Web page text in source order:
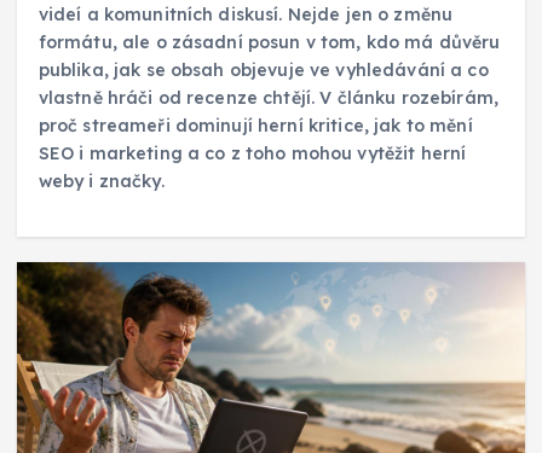
videí a komunitních diskusí. Nejde jen o změnu
formátu, ale o zásadní posun v tom, kdo má důvěru
publika, jak se obsah objevuje ve vyhledávání a co
vlastně hráči od recenze chtějí. V článku rozebírám,
proč streameři dominují herní kritice, jak to mění
SEO i marketing a co z toho mohou vytěžit herní
weby i značky.